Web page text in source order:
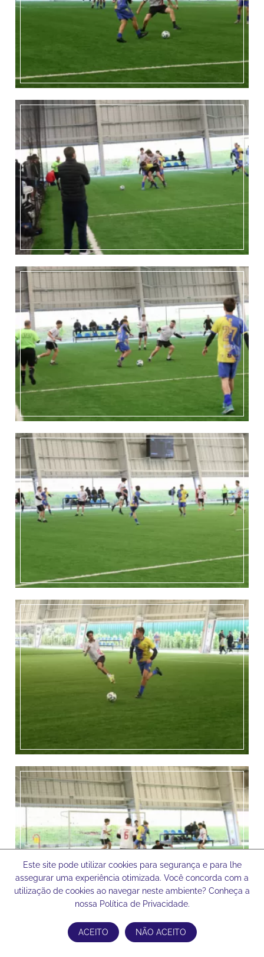
Este site pode utilizar cookies para segurança e para lhe
assegurar uma experiência otimizada. Você concorda com a
utilização de cookies ao navegar neste ambiente? Conheça a
nossa Política de Privacidade.
ACEITO NÃO ACEITO